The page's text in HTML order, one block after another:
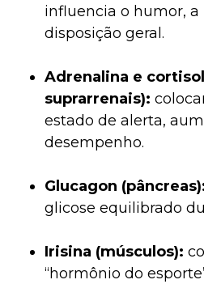
influencia o humor, a
disposição geral.
Adrenalina e
suprarrenais):
estado de alerta,
desempenho.
Glucagon
glicose equilibrado
Irisina (músculos):
“hormônio do